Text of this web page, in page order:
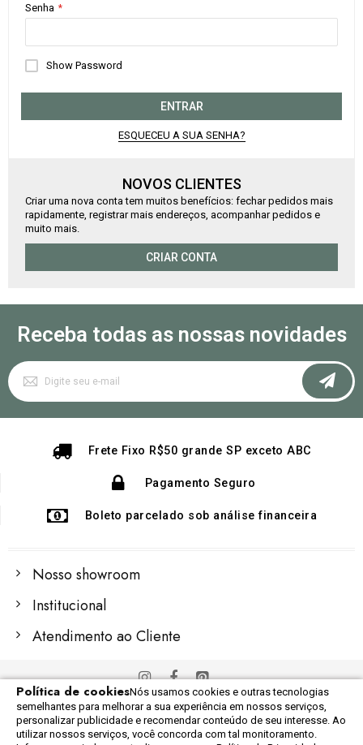
Política de cookiesNós usamos cookies e outras tecnologias
semelhantes para melhorar a sua experiência em nossos serviços,
personalizar publicidade e recomendar conteúdo de seu interesse. Ao
utilizar nossos serviços, você concorda com tal monitoramento.
Senha
Show Password
ENTRAR
ESQUECEU A SUA SENHA?
NOVOS CLIENTES
Criar uma nova conta tem muitos benefícios: fechar pedidos mais
rapidamente, registrar mais endereços, acompanhar pedidos e
muito mais.
CRIAR CONTA
Receba todas as nossas novidades
Inscreva-
se
na
Frete Fixo R$50 grande SP exceto ABC
Pagamento Seguro
Boleto parcelado sob análise financeira
Nosso showroom
Institucional
Atendimento ao Cliente
© 2022 Importex Global
Razão Social: 06.248.609/0001-60